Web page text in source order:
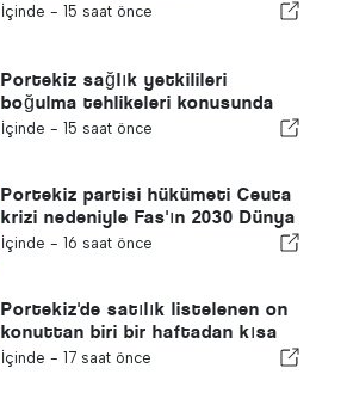
İçinde - 15 saat önce
Portekiz sağlık yetkilileri
boğulma tehlikeleri konusunda
uyardı
İçinde - 15 saat önce
Portekiz partisi hükümeti Ceuta
krizi nedeniyle Fas'ın 2030 Dünya
Kupası ev sahipliğini yeniden
İçinde - 16 saat önce
Portekiz'de satılık listelenen on
konuttan biri bir haftadan kısa
bir sürede satılıyor
İçinde - 17 saat önce